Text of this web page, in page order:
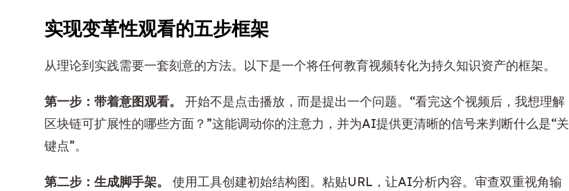
实现变革性观看的五步框架
从理论到实践需要一套刻意的方法。以下是一个将任何教育视频转化为持久知识资产的框架。
第一步：带着意图观看。
开始不是点击播放，而是提出一个问题。“看完这个视频后，我想理解
区块链可扩展性的哪些方面？”这能调动你的注意力，并为AI提供更清晰的信号来判断什么是“关
键点”。
第二步：生成脚手架。
使用工具创建初始结构图。粘贴URL，让AI分析内容。审查双重视角输